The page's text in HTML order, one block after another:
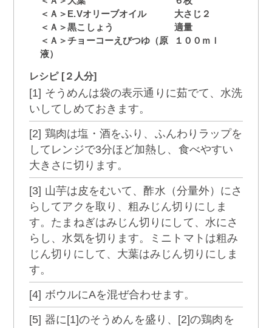
＜Ａ＞E.Vオリーブオイル
大さじ２
＜Ａ＞黒こしょう
適量
＜Ａ＞チョーコーえびつゆ（原
液）
１００ｍｌ
レシピ [２人分]
[1] そうめんは袋の表示通りに茹でて、水洗
いしてしめておきます。
[2] 鶏肉は塩・酒をふり、ふんわりラップを
してレンジで3分ほど加熱し、食べやすい
大きさに切ります。
[3] 山芋は皮をむいて、酢水（分量外）にさ
らしてアクを取り、粗みじん切りにしま
す。たまねぎはみじん切りにして、水にさ
らし、水気を切ります。ミニトマトは粗み
じん切りにして、大葉はみじん切りにしま
す。
[4] ボウルにAを混ぜ合わせます。
[5] 器に[1]のそうめんを盛り、[2]の鶏肉を